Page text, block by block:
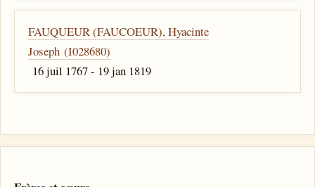
FAUQUEUR (FAUCOEUR), Hyacinte
Joseph (I028680)
16 juil 1767 - 19 jan 1819